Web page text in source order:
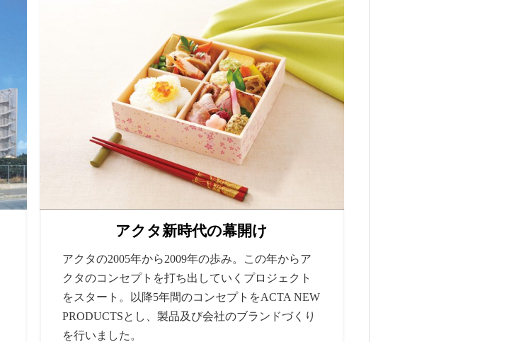
アクタ新時代の幕開け
アクタの2005年から2009年の歩み。この年からア
クタのコンセプトを打ち出していくプロジェクト
をスタート。以降5年間のコンセプトをACTA NEW
PRODUCTSとし、製品及び会社のブランドづくり
を行いました。